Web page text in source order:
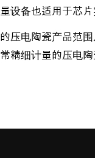
设备也适用于芯片
压电陶瓷产品范
精细计量的压电陶